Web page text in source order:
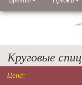
Круговые
Цена: